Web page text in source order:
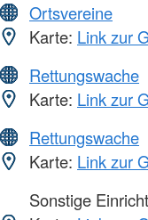
Ortsvereine
Karte: Link zur
Rettungswache
Karte: Link zur
Rettungswache
Karte: Link zur
Sonstige